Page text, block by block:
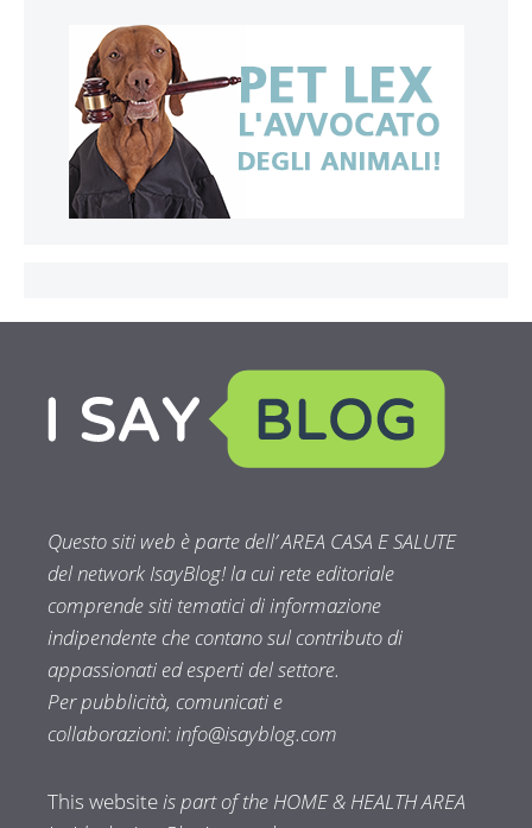
Questo siti web è parte dell’ AREA CASA E SALUTE
del network IsayBlog! la cui rete editoriale
comprende siti tematici di informazione
indipendente che contano sul contributo di
appassionati ed esperti del settore.
Per pubblicità, comunicati e
collaborazioni:info@isayblog.com
This websiteis part of the HOME & HEALTH AREA